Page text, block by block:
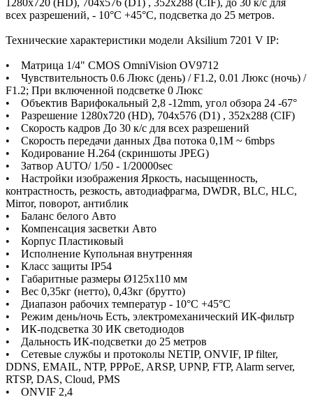
всех разрешений, - 10°C +45°C, подсветка до 25 метров.
Технические характеристики модели Aksilium 7201 V IP:
• Матрица 1/4" CMOS OmniVision OV9712
• Чувствительность 0.6 Люкс (день) / F1.2, 0.01 Люкс (ночь) /
F1.2; При включенной подсветке 0 Люкс
• Объектив Варифокальный 2,8 -12mm, угол обзора 24 -67°
• Разрешение 1280x720 (HD), 704x576 (D1) , 352x288 (CIF)
• Скорость кадров До 30 к/с для всех разрешений
• Скорость передачи данных Два потока 0,1М ~ 6mbps
• Кодирование H.264 (скриншоты JPEG)
• Затвор AUTO/ 1/50 - 1/20000sec
• Настройки изображения Яркость, насыщенность,
контрастность, резкость, автодиафрагма, DWDR, BLC, HLC,
Mirror, поворот, антиблик
• Баланс белого Авто
• Компенсация засветки Авто
• Корпус Пластиковый
• Исполнение Купольная внутренняя
• Класс защиты IP54
• Габаритные размеры Ø125х110 мм
• Вес 0,35кг (нетто), 0,43кг (брутто)
• Диапазон рабочих температур - 10°C +45°C
• Режим день/ночь Есть, электромеханический ИК-фильтр
• ИК-подсветка 30 ИК светодиодов
• Дальность ИК-подсветки до 25 метров
• Сетевые службы и протоколы NETIP, ONVIF, IP filter,
DDNS, EMAIL, NTP, PPPoE, ARSP, UPNP, FTP, Alarm server,
RTSP, DAS, Cloud, PMS
• ONVIF 2,4